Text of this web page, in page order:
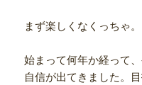
まず楽しくなくっちゃ
始まって何年か経って
自信が出てきました。